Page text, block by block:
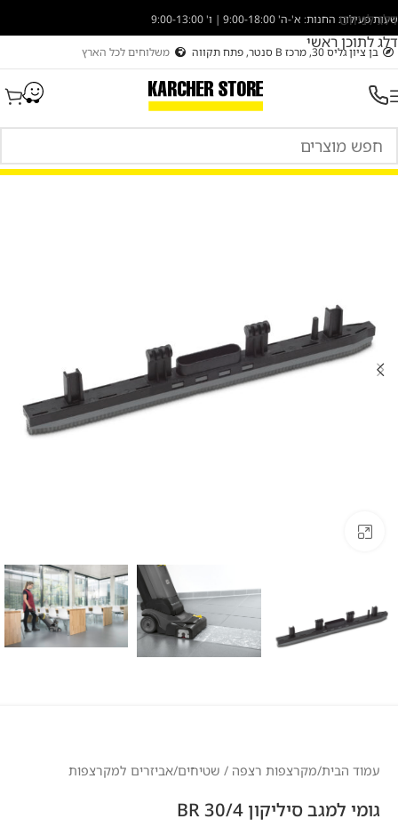
דלג לניווט
דלג לתוכן ראשי
שעות פעילות החנות: א'-ה' 9:00-18:00 | ו' 9:00-13:00
בן ציון גליס 30, מרכז B סנטר, פתח תקווה משלוחים לכל הארץ
עמוד הבית/מקרצפות רצפה / שטיחים/אביזרים למקרצפות
גומי למגב סיליקון BR 30/4